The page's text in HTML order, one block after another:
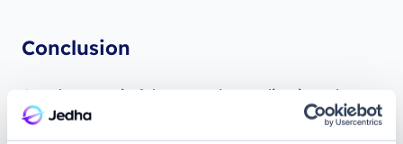
Conclusion
Avec les progrès fulgurants des applications de
l’Intelligence Artificielle en entreprise, le Machine
Learning Engineer est devenu un expert très